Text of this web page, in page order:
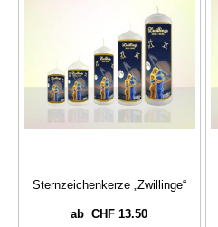
Sternzeichenkerze „Zwillinge“
abCHF 13.50